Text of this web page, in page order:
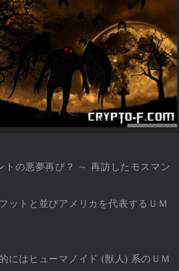
トの悪夢再び？ ～ 再訪したモスマン
ットと並びアメリカを代表するＵＭ
にはヒューマノイド (獣人) 系のＵＭ